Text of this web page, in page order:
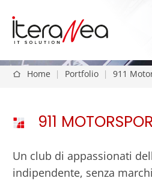
Home | Portfolio | 911
911
Un club di appassionati
indipendente, senza